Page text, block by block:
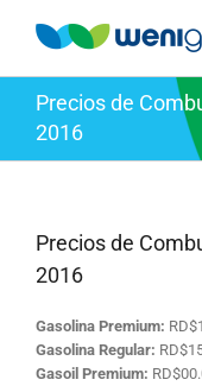
Precios de
2016
Precios de
2016
Gasolina Premium:
Gasolina Regular:
Gasoil Premium: